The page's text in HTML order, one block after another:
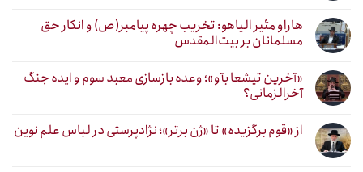
هاراو مئیر الیاهو: تخریب چهره پیامبر(ص) و انکار حق
مسلمانان بر بیت‌المقدس
«آخرین تیشعا بآو»؛ وعده بازسازی معبد سوم و ایده جنگ
آخرالزمانی؟
از «قوم برگزیده» تا «ژن برتر»؛ نژادپرستی در لباس علم نوین